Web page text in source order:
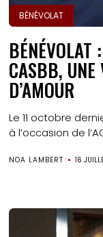
BÉNÉVOLAT
BÉNÉVOLAT
CASBB, UNE
D’AMOUR
Le 11 octobre
à l’occasion de
NOA LAMBERT 16